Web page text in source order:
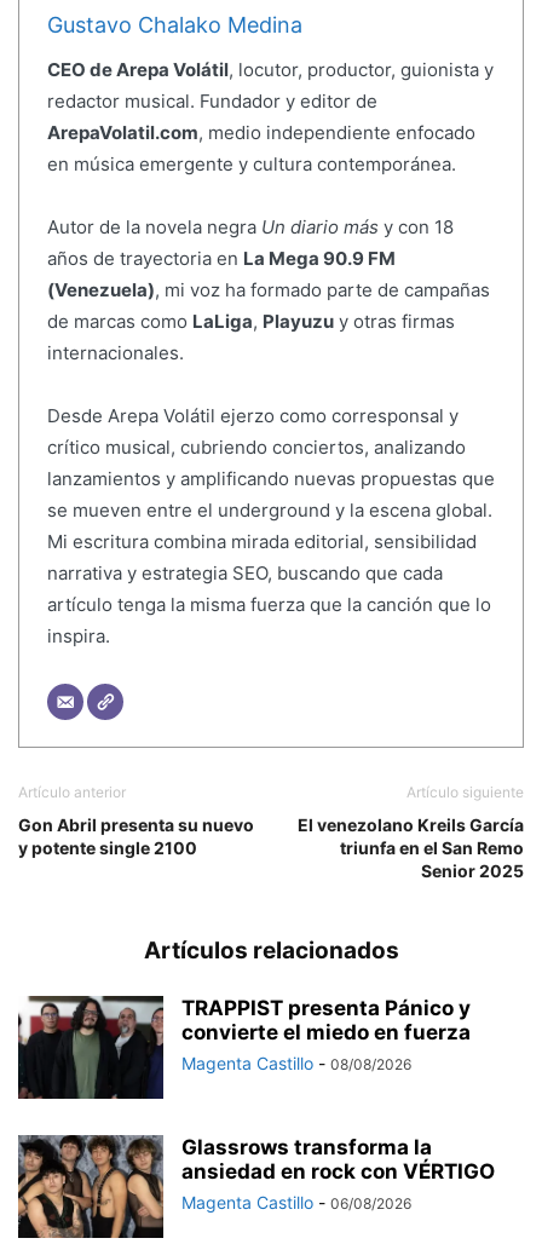
Gustavo Chalako Medina
CEO de Arepa Volátil, locutor, productor, guionista y
redactor musical. Fundador y editor de
ArepaVolatil.com, medio independiente enfocado
en música emergente y cultura contemporánea.
Autor de la novela negra Un diario más y con 18
años de trayectoria en La Mega 90.9 FM
(Venezuela), mi voz ha formado parte de campañas
de marcas como LaLiga, Playuzuy otras firmas
internacionales.
Desde Arepa Volátil ejerzo como corresponsal y
crítico musical, cubriendo conciertos, analizando
lanzamientos y amplificando nuevas propuestas que
se mueven entre el underground y la escena global.
Mi escritura combina mirada editorial, sensibilidad
narrativa y estrategia SEO, buscando que cada
artículo tenga la misma fuerza que la canción que lo
inspira.
Artículo anterior
Gon Abril presenta su nuevo
y potente single 2100
Artículo siguiente
El venezolano Kreils García
triunfa en el San Remo
Senior 2025
Artículos relacionados
TRAPPIST presenta Pánico y
convierte el miedo en fuerza
Magenta Castillo - 08/08/2026
Glassrows transforma la
ansiedad en rock con VÉRTIGO
Magenta Castillo - 06/08/2026